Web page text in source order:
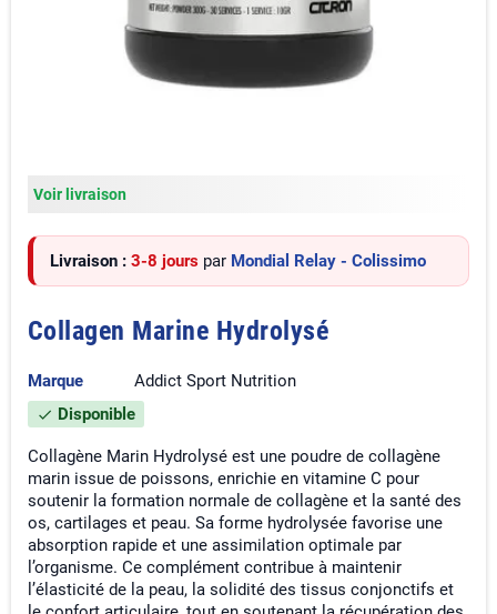
Voir livraison
Livraison : 3-8 jours par Mondial Relay - Colissimo
Collagen Marine Hydrolysé
Marque Addict Sport Nutrition
check Disponible
Collagène Marin Hydrolysé est une poudre de collagène
marin issue de poissons, enrichie en vitamine C pour
soutenir la formation normale de collagène et la santé des
os, cartilages et peau. Sa forme hydrolysée favorise une
absorption rapide et une assimilation optimale par
l’organisme. Ce complément contribue à maintenir
l’élasticité de la peau, la solidité des tissus conjonctifs et